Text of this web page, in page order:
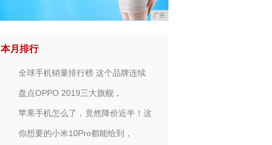
广告
本月排行
全球手机销量排行榜 这个品牌连续
盘点OPPO 2019三大旗舰，
苹果手机怎么了，竟然降价近半！这
你想要的小米10Pro都能给到，